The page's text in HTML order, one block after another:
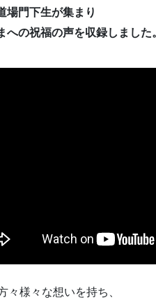
場門下生が集まり
への祝福の声を収録しました
々様々な想いを持ち、